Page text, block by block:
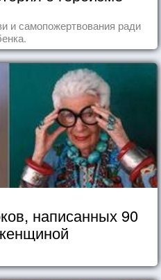
и самопожертвования ради
написанных 90